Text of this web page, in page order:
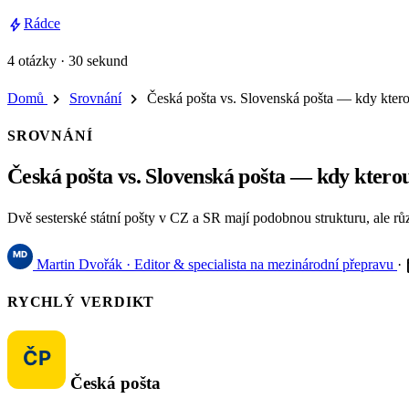
boltRádce
4 otázky · 30 sekund
Domů chevron_right Srovnání chevron_right Česká pošta vs. Slovenská pošta — kdy
SROVNÁNÍ
Česká pošta vs. Slovenská pošta — kdy
Dvě sesterské státní pošty v CZ a SR mají podobnou strukturu, ale
Martin Dvořák · Editor & specialista na mezinárodní přepravu ·
RYCHLÝ VERDIKT
Česká pošta